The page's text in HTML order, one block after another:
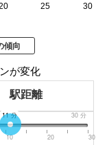
25 30
傾向
が変化
駅距離
30分
11分
10 20 30